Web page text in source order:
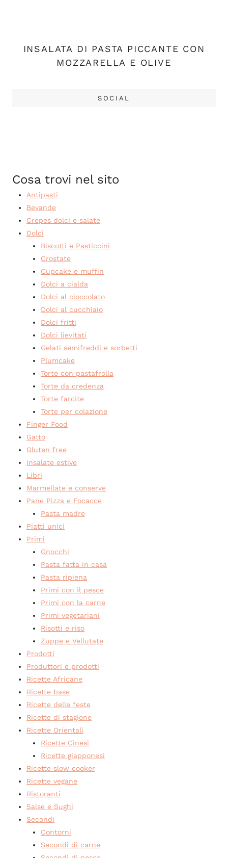
INSALATA DI PASTA PICCANTE CON
MOZZARELLA E OLIVE
SOCIAL
Cosa trovi nel sito
Antipasti
Bevande
Crepes dolci e salate
Dolci
Biscotti e Pasticcini
Crostate
Cupcake e muffin
Dolci a cialda
Dolci al cioccolato
Dolci al cucchiaio
Dolci fritti
Dolci lievitati
Gelati semifreddi e sorbetti
Plumcake
Torte con pastafrolla
Torte da credenza
Torte farcite
Torte per colazione
Finger Food
Gatto
Gluten free
Insalate estive
Libri
Marmellate e conserve
Pane Pizza e Focacce
Pasta madre
Piatti unici
Primi
Gnocchi
Pasta fatta in casa
Pasta ripiena
Primi con il pesce
Primi con la carne
Primi vegetariani
Risotti e riso
Zuppe e Vellutate
Prodotti
Produttori e prodotti
Ricette Africane
Ricette base
Ricette delle feste
Ricette di stagione
Ricette Orientali
Ricette Cinesi
Ricette giapponesi
Ricette slow cooker
Ricette vegane
Ristoranti
Salse e Sughi
Secondi
Contorni
Secondi di carne